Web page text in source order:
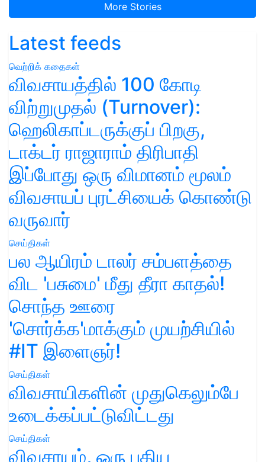
More Stories
Latest feeds
வெற்றிக் கதைகள்
விவசாயத்தில் 100 கோடி
விற்றுமுதல் (Turnover):
ஹெலிகாப்டருக்குப் பிறகு,
டாக்டர் ராஜாராம் திரிபாதி
இப்போது ஒரு விமானம் மூலம்
விவசாயப் புரட்சியைக் கொண்டு
வருவார்
செய்திகள்
பல ஆயிரம் டாலர் சம்பளத்தை
விட 'பசுமை' மீது தீரா காதல்!
சொந்த ஊரை
'சொர்க்க'மாக்கும் முயற்சியில்
#IT இளைஞர்!
செய்திகள்
விவசாயிகளின் முதுகெலும்பே
உடைக்கப்பட்டுவிட்டது
செய்திகள்
விவசாயம், ஒரு புதிய